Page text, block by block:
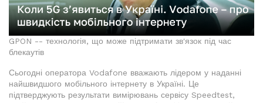
GPON -- технологія, що може підтримати зв'язок під час
блекаутів
Сьогодні оператора Vodafone вважають лідером у наданні
найшвидшого мобільного інтернету в Україні. Це
підтверджують результати вимірювань сервісу Speedtest,